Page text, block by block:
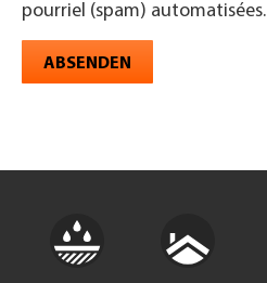
pourriel (spam) automatisées.
ABSENDEN